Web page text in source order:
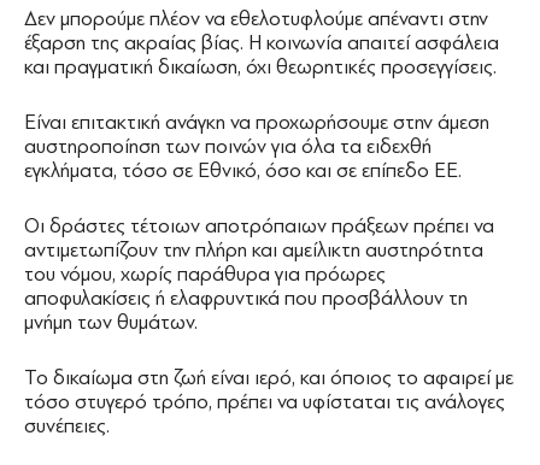
Δεν μπορούμε πλέον να εθελοτυφλούμε απέναντι στην
έξαρση της ακραίας βίας. Η κοινωνία απαιτεί ασφάλεια
και πραγματική δικαίωση, όχι θεωρητικές προσεγγίσεις.
Είναι επιτακτική ανάγκη να προχωρήσουμε στην άμεση
αυστηροποίηση των ποινών για όλα τα ειδεχθή
εγκλήματα, τόσο σε Εθνικό, όσο και σε επίπεδο ΕΕ.
Οι δράστες τέτοιων αποτρόπαιων πράξεων πρέπει να
αντιμετωπίζουν την πλήρη και αμείλικτη αυστηρότητα
του νόμου, χωρίς παράθυρα για πρόωρες
αποφυλακίσεις ή ελαφρυντικά που προσβάλλουν τη
μνήμη των θυμάτων.
Το δικαίωμα στη ζωή είναι ιερό, και όποιος το αφαιρεί με
τόσο στυγερό τρόπο, πρέπει να υφίσταται τις ανάλογες
συνέπειες.